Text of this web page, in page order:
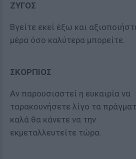
ΖΥΓΟΣ
Βγείτε εκεί έξω και
μέρα όσο καλύτερα μπορείτε.
ΣΚΟΡΠΙΟΣ
Αν παρουσιαστεί η ευκαιρία να
ταρακουνήσετε λίγο τα
καλά θα κάνετε να την
εκμεταλλευτείτε τώρα.